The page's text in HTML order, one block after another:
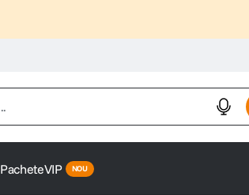
PacheteVIP